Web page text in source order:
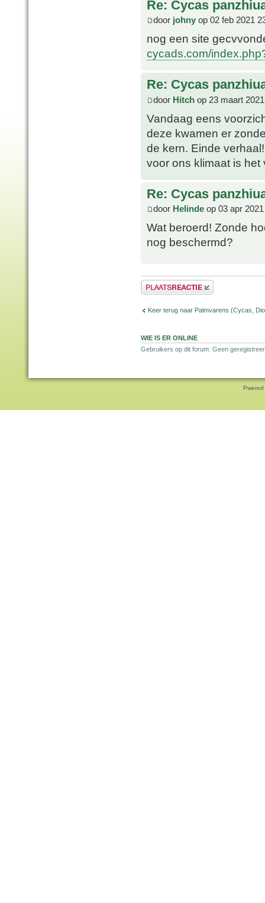
Re: Cycas
door johny op 02 feb 2021
nog een site
cycads.com/
Re: Cycas
door Hitch op 23 maart
Vandaag eens
deze kwamen er
de kern. Einde
voor ons klimaat is het
Re: Cycas
door Helinde op 03 apr
Wat beroerd! Zonde
nog beschermd?
Plaats een reactie
Keer terug naar Palmvarens (Cycas,
WIE IS ER ONLINE
Gebruikers op dit forum: Geen